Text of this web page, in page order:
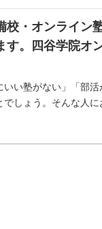
校・オンライン
す。四谷学院オ
い塾がない」「部
しょう。そんな人